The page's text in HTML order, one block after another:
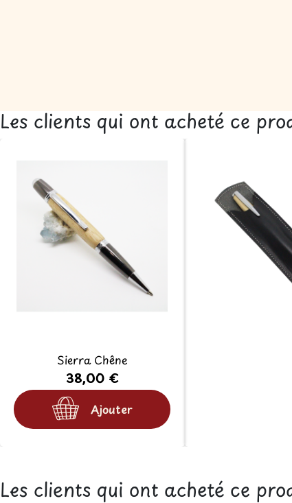
Les clients qui ont acheté ce
Sierra Chêne
38,00 €
Ajouter
Les clients qui ont acheté ce